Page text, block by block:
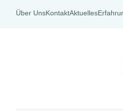
Über UnsKontaktAktuelles